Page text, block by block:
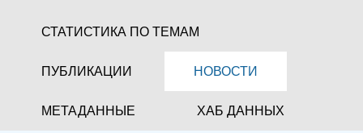
СТАТИСТИКА ПО ТЕМАМ
ПУБЛИКАЦИИ НОВОСТИ
МЕТАДАННЫЕ ХАБ ДАННЫХ